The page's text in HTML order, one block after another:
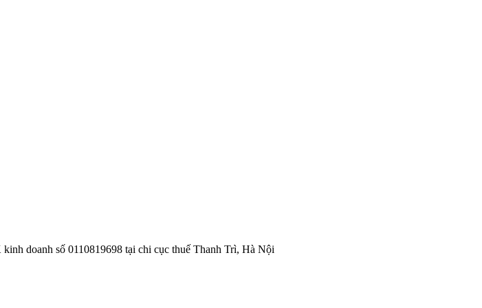
doanh số 0110819698 tại chi cục thuế Thanh Trì, Hà Nội